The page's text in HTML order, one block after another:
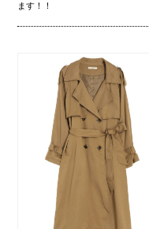
ます！！